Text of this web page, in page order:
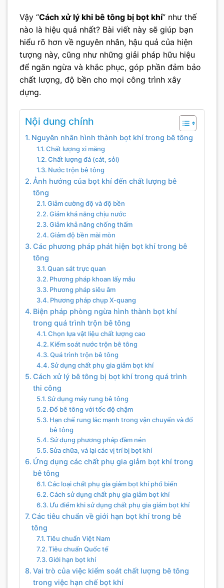
Vậy “Cách xử lý khi bê tông bị bọt khí” như thế
nào là hiệu quả nhất? Bài viết này sẽ giúp bạn
hiểu rõ hơn về nguyên nhân, hậu quả của hiện
tượng này, cũng như những giải pháp hữu hiệu
để ngăn ngừa và khắc phục, góp phần đảm bảo
chất lượng, độ bền cho mọi công trình xây
dựng.
Nội dung chính
Nguyên nhân hình thành bọt khí trong bê tông
Chất lượng xi măng
Chất lượng đá (cát, sỏi)
Nước trộn bê tông
Ảnh hưởng của bọt khí đến chất lượng bê
tông
Giảm cường độ và độ bền
Giảm khả năng chịu nước
Giảm khả năng chống thấm
Giảm độ bền mài mòn
Các phương pháp phát hiện bọt khí trong bê
tông
Quan sát trực quan
Phương pháp khoan lấy mẫu
Phương pháp siêu âm
Phương pháp chụp X-quang
Biện pháp phòng ngừa hình thành bọt khí
trong quá trình trộn bê tông
Chọn lựa vật liệu chất lượng cao
Kiểm soát nước trộn bê tông
Quá trình trộn bê tông
Sử dụng chất phụ gia giảm bọt khí
Cách xử lý bê tông bị bọt khí trong quá trình
thi công
Sử dụng máy rung bê tông
Đổ bê tông với tốc độ chậm
Hạn chế rung lắc mạnh trong vận chuyển và đổ
bê tông
Sử dụng phương pháp đầm nén
Sửa chữa, vá lại các vị trí bị bọt khí
Ứng dụng các chất phụ gia giảm bọt khí trong
bê tông
Các loại chất phụ gia giảm bọt khí phổ biến
Cách sử dụng chất phụ gia giảm bọt khí
Ưu điểm khi sử dụng chất phụ gia giảm bọt khí
Các tiêu chuẩn về giới hạn bọt khí trong bê
tông
Tiêu chuẩn Việt Nam
Tiêu chuẩn Quốc tế
Giới hạn bọt khí
Vai trò của việc kiểm soát chất lượng bê tông
trong việc hạn chế bọt khí